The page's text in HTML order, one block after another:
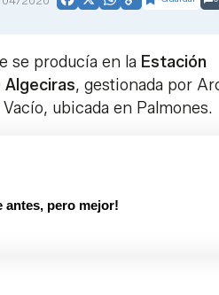
Facebook
X WhatsApp
Copy
se producía en la Estación
Algeciras, gestionada por
ubicada en Palmones.
antes, pero mejor!